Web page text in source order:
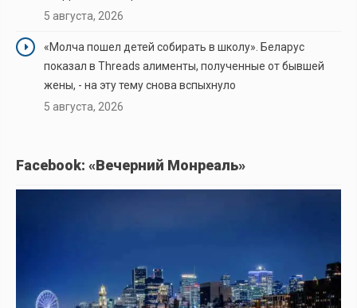
5 августа, 2026
«Молча пошел детей собирать в школу». Беларус
показал в Threads алименты, полученные от бывшей
жены, - на эту тему снова вспыхнуло
5 августа, 2026
Facebook: «Вечерний Монреаль»